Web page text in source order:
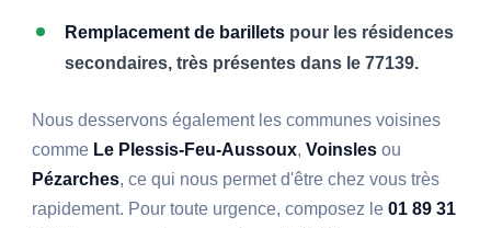
Remplacement de barillets pour les résidences
secondaires, très présentes dans le 77139.
Nous desservons également les communes voisines
comme Le Plessis-Feu-Aussoux,Voinsles ou
Pézarches, ce qui nous permet d'être chez vous très
rapidement. Pour toute urgence, composez le01 89 31